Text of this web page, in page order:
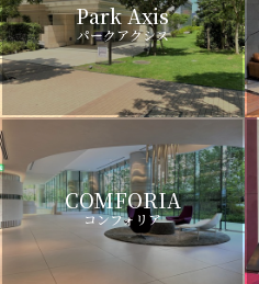
Park Axis
パークアクシス
COMFORIA
コンフォリア